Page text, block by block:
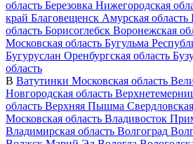
область Березовка Нижегородская
край Благовещенск Амурская область
область Борисоглебск Воронежская
Московская область Бугульма
Бугуруслан Оренбургская область
область
В Ватутинки Московская область
Новгородская область
область Верхняя Пышма
Московская область Владивосток
Владимирская область Волгоград